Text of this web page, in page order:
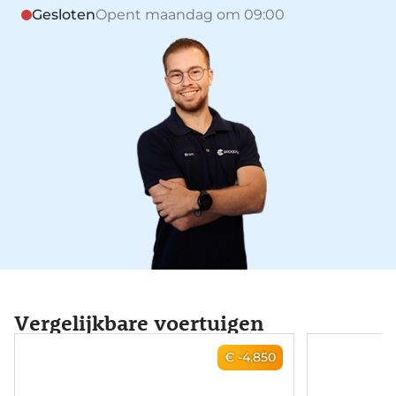
GeslotenOpent maandag om 09:00
Vergelijkbare voertuigen
€ -4.850